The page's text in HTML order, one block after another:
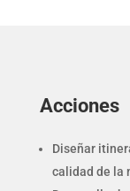
Acciones
Diseñar
calidad de la